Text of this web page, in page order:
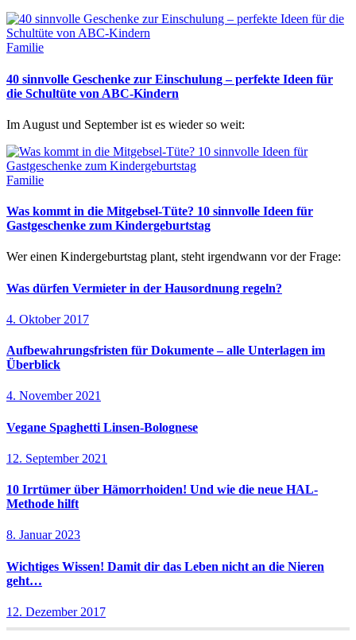
Familie
40 sinnvolle Geschenke zur Einschulung – perfekte Ideen für
die Schultüte von ABC-Kindern
Im August und September ist es wieder so weit:
Familie
Was kommt in die Mitgebsel-Tüte? 10 sinnvolle Ideen für
Gastgeschenke zum Kindergeburtstag
Wer einen Kindergeburtstag plant, steht irgendwann vor der Frage:
Was dürfen Vermieter in der Hausordnung regeln?
4. Oktober 2017
Aufbewahrungsfristen für Dokumente – alle Unterlagen im
Überblick
4. November 2021
Vegane Spaghetti Linsen-Bolognese
12. September 2021
10 Irrtümer über Hämorrhoiden! Und wie die neue HAL-
Methode hilft
8. Januar 2023
Wichtiges Wissen! Damit dir das Leben nicht an die Nieren
geht…
12. Dezember 2017